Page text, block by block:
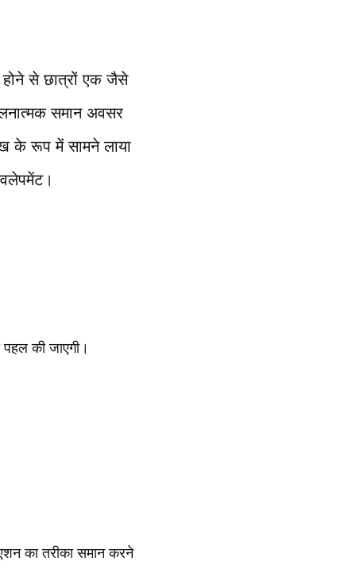
होने से छात्रों एक जैसे
समान अवसर
के रूप में सामने लाया
की जाएगी।
का तरीका समान करने